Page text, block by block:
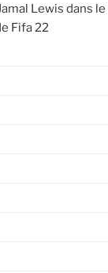
Lewis dans
Fifa 22